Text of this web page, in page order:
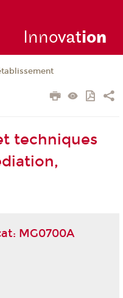
Innovation
techniques
MG0700A